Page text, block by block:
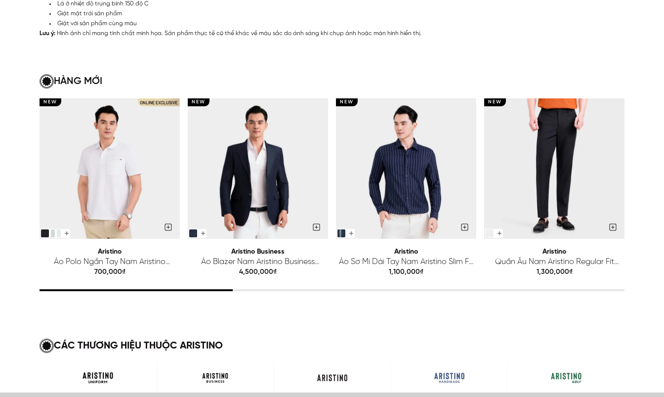
Là ở nhiệt độ trung bình 150 độ C
Giặt mặt trái sản phẩm
Giặt với sản phẩm cùng màu
Lưu ý: Hình ảnh chỉ mang tính chất minh họa. Sản phẩm thực tế có thể khác về màu sắc do ánh sáng khi chụp ảnh hoặc màn hình hiển thị.
HÀNG MỚI
NEW
Aristino
Áo Polo Ngắn Tay Nam Aristino
Regular APS615EDP01
700,000₫
NEW
Aristino Business
Áo Blazer Nam Aristino Business
Premio 1BZ201S0H2
4,500,000₫
NEW
Aristino
Áo Sơ Mi Dài Tay Nam Aristino Slim Fit
ALS425S0H2
1,100,000₫
NEW
Aristino
Quần Âu Nam Aristino Regular Fit
ATR203S0H2
1,300,000₫
CÁC THƯƠNG HIỆU THUỘC ARISTINO